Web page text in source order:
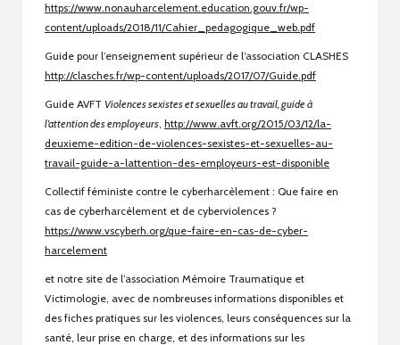
https://www.nonauharcelement.education.gouv.fr/wp-
content/uploads/2018/11/Cahier_pedagogique_web.pdf
Guide pour l’enseignement supérieur de l’association CLASHES
http://clasches.fr/wp-content/uploads/2017/07/Guide.pdf
Guide AVFT Violences sexistes et sexuelles au travail, guide à
l’attention des employeurs, http://www.avft.org/2015/03/12/la-
deuxieme-edition-de-violences-sexistes-et-sexuelles-au-
travail-guide-a-lattention-des-employeurs-est-disponible
Collectif féministe contre le cyberharcèlement : Que faire en
cas de cyberharcèlement et de cyberviolences ?
https://www.vscyberh.org/que-faire-en-cas-de-cyber-
harcelement
et notre site de l’association Mémoire Traumatique et
Victimologie, avec de nombreuses informations disponibles et
des fiches pratiques sur les violences, leurs conséquences sur la
santé, leur prise en charge, et des informations sur les